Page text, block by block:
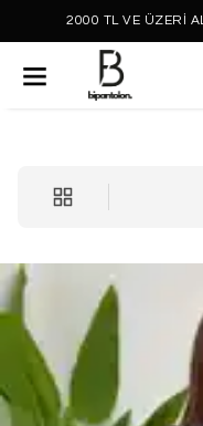
2000 TL VE ÜZERİ